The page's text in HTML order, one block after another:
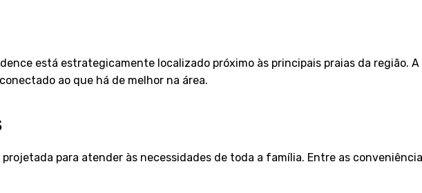
está estrategicamente localizado próximo às principais praias da região.
ao que há de melhor na área.
para atender às necessidades de toda a família. Entre as